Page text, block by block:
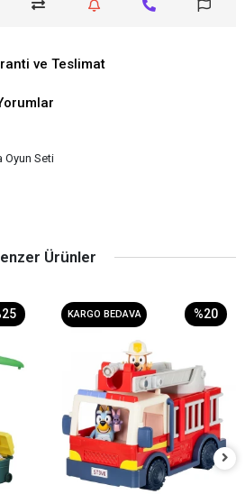
ve Teslimat
Oyun Seti
Ürünler
KARGO BEDAVA %20